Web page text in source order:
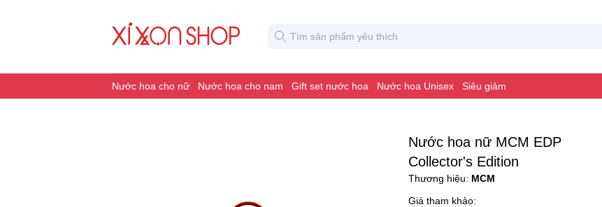
Nước hoa cho nữ Nước hoa cho nam Gift set nước hoa Nước hoa Unisex Siêu giảm
Nước hoa nữ MCM EDP
Collector's Edition
Thương hiệu: MCM
Giá tham khảo: